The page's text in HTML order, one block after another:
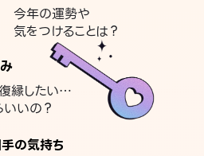
今年の運勢や
気をつけることは？
縁したい…
いいの？
の気持ち